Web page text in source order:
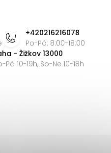
+420216216078
Po-Pá: 8:00-18:00
- Žižkov 13000
10-19h, So-Ne 10-18h